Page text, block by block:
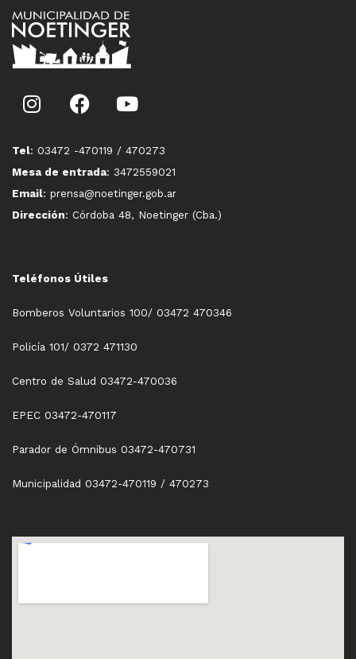
Tel: 03472 -470119 / 470273
Mesa de entrada: 3472559021
Email: prensa@noetinger.gob.ar
Dirección: Córdoba 48, Noetinger (Cba.)
Teléfonos Útiles
Bomberos Voluntarios 100/ 03472 470346
Policía 101/ 0372 471130
Centro de Salud 03472-470036
EPEC 03472-470117
Parador de Ómnibus 03472-470731
Municipalidad 03472-470119 / 470273